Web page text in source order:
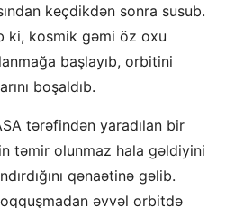
keçdikdən sonra susub.
ki, kosmik gəmi öz oxu
başlayıb, orbitini
boşaldıb.
tərəfindən yaradılan bir
təmir olunmaz hala gəldiyini
qənaətinə gəlib.
əvvəl orbitdə